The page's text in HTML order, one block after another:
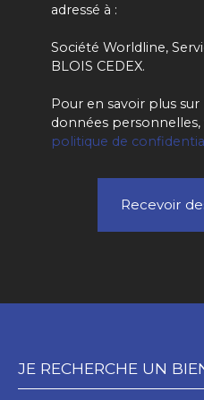
adressé à :
Société Worldline,
BLOIS CEDEX.
Pour en savoir plus
données
politique de
Recevoir
JE RECHERCHE UN